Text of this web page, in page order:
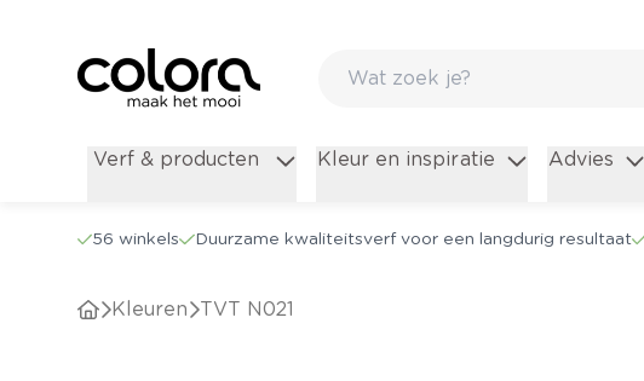
Verf & producten Kleur en inspiratie Advies
56 winkels Duurzame kwaliteitsverf voor een langdurig resultaat
Kleuren TVT N021